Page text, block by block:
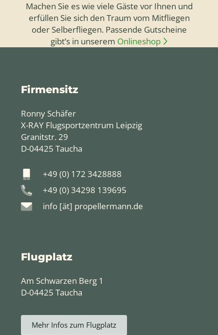
Machen Sie es wie viele Gäste vor Ihnen und
erfüllen Sie sich den Traum vom Mitfliegen
oder Selberfliegen. Passende Gutscheine
gibt’s in unserem Onlineshop
Firmensitz
Ronny Schäfer
X-RAY Flugsportzentrum Leipzig
Granitstr. 29
D-04425 Taucha
+49 (0) 172 3428888
+49 (0) 34298 139695
info [ät] propellermann.de
Flugplatz
Am Schwarzen Berg 1
D-04425 Taucha
Mehr Infos zum Flugplatz